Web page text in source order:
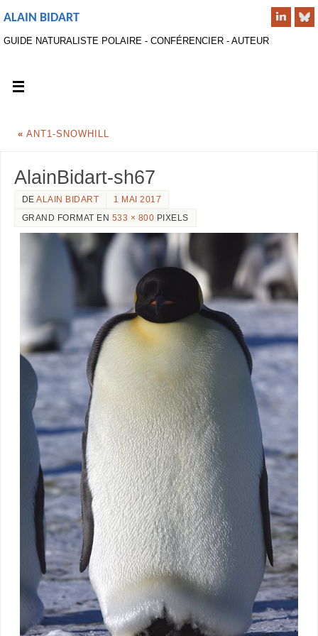
ALAIN BIDART
GUIDE NATURALISTE POLAIRE - CONFÉRENCIER - AUTEUR
« ANT1-SNOWHILL
AlainBidart-sh67
DEALAIN BIDART
1 MAI 2017
GRAND FORMAT EN 533 × 800 PIXELS